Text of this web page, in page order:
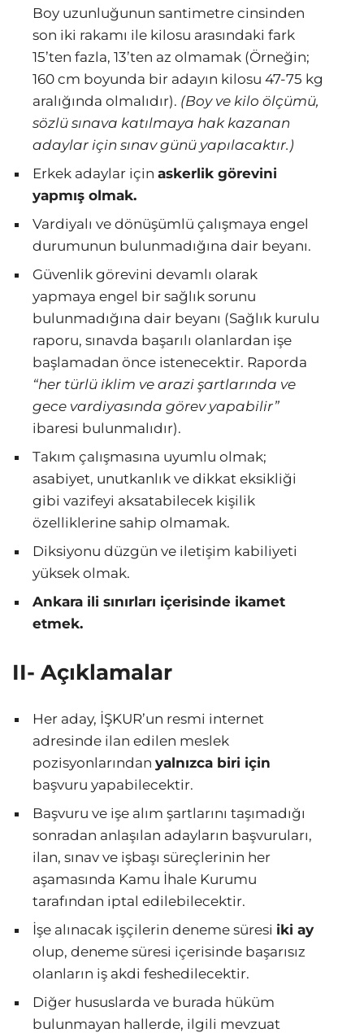
Boy uzunluğunun santimetre cinsinden
son iki rakamı ile kilosu arasındaki fark
15’ten fazla, 13’ten az olmamak (Örneğin;
160 cm boyunda bir adayın kilosu 47-75 kg
aralığında olmalıdır). (Boy ve kilo ölçümü,
sözlü sınava katılmaya hak kazanan
adaylar için sınav günü yapılacaktır.)
Erkek adaylar için askerlik görevini
yapmış olmak.
Vardiyalı ve dönüşümlü çalışmaya engel
durumunun bulunmadığına dair beyanı.
Güvenlik görevini devamlı olarak
yapmaya engel bir sağlık sorunu
bulunmadığına dair beyanı (Sağlık kurulu
raporu, sınavda başarılı olanlardan işe
başlamadan önce istenecektir. Raporda
“her türlü iklim ve arazi şartlarında ve
gece vardiyasında görev yapabilir”
ibaresi bulunmalıdır).
Takım çalışmasına uyumlu olmak;
asabiyet, unutkanlık ve dikkat eksikliği
gibi vazifeyi aksatabilecek kişilik
özelliklerine sahip olmamak.
Diksiyonu düzgün ve iletişim kabiliyeti
yüksek olmak.
Ankara ili sınırları içerisinde ikamet
etmek.
II- Açıklamalar
Her aday, İŞKUR’un resmi internet
adresinde ilan edilen meslek
pozisyonlarından yalnızca biri için
başvuru yapabilecektir.
Başvuru ve işe alım şartlarını taşımadığı
sonradan anlaşılan adayların başvuruları,
ilan, sınav ve işbaşı süreçlerinin her
aşamasında Kamu İhale Kurumu
tarafından iptal edilebilecektir.
İşe alınacak işçilerin deneme süresi iki ay
olup, deneme süresi içerisinde başarısız
olanların iş akdi feshedilecektir.
Diğer hususlarda ve burada hüküm
bulunmayan hallerde, ilgili mevzuat